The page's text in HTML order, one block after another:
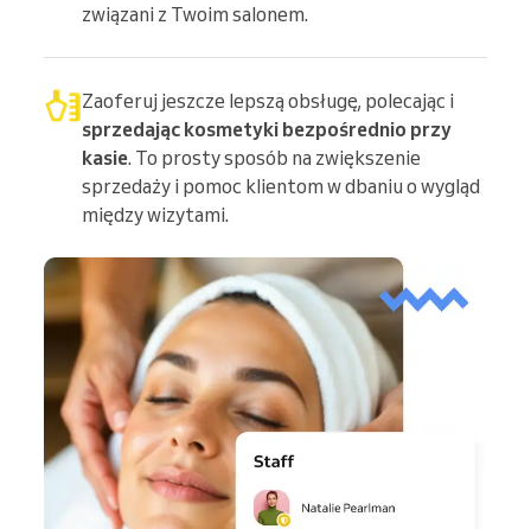
związani z Twoim salonem.
Zaoferuj jeszcze lepszą obsługę, polecając i
sprzedając kosmetyki bezpośrednio przy
kasie. To prosty sposób na zwiększenie
sprzedaży i pomoc klientom w dbaniu o wygląd
między wizytami.